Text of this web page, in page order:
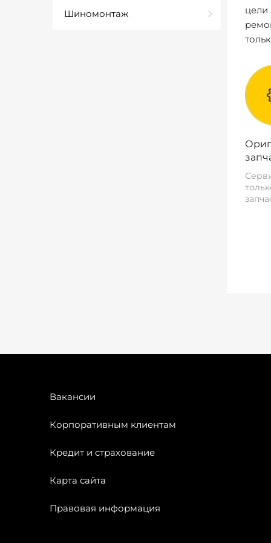
Шиномонтаж
цели
Вакансии
Корпоративным клиентам
Кредит и страхование
Карта сайта
Правовая информация